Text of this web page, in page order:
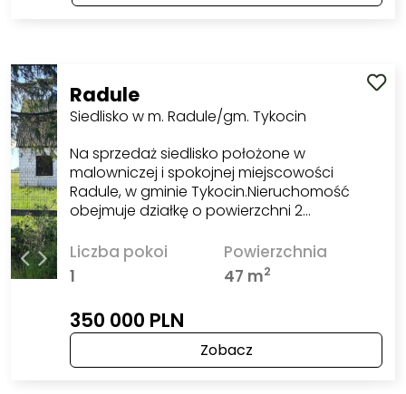
Radule
Siedlisko w m. Radule/gm. Tykocin
Na sprzedaż siedlisko położone w
malowniczej i spokojnej miejscowości
Radule, w gminie Tykocin.Nieruchomość
obejmuje działkę o powierzchni 2…
Liczba pokoi
1
Powierzchnia
47 m2
350 000 PLN
Zobacz